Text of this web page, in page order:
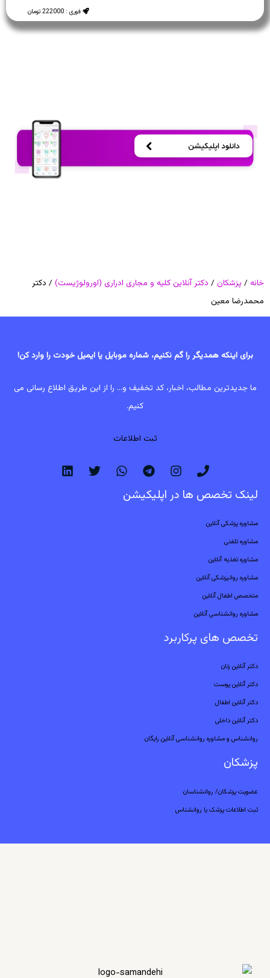
فوری : 222000 تومان
خانه / پزشکان / دکتر آنلاین کلیه و مجاری ادراری (اورولوژیست) / دکتر
محمدرضا معین
برای اینکه همدیگر را گم نکنیم، شماره موبایل یا ایمیل خودت را وارد کن!
ما جدیدترین مطالب، اخبار، کد تخفیف و... را از این طریق اطلاع رسانی می
کنیم.
ثبت اطلاعات
لینک تخصص ها در اپلیکیشن
مشاوره پزشکی آنلاین
مشاوره تلفنی
مشاوره تغذیه آنلاین
مشاوره روانپزشکی آنلاین
متخصص اطفال آنلاین
مشاوره روانشناسی آنلاین
تخصص های پرکاربرد
دکتر آنلاین زنان
دکتر آنلاین پوست
دکتر آنلاین اطفال
دکتر آنلاین داخلی
روانشناس و مشاوره روانشناسی آنلاین رایگان
پزشکان
عضویت پزشکان/ روانشناسان
ثبت اطلاعات پزشک یا روانشناس